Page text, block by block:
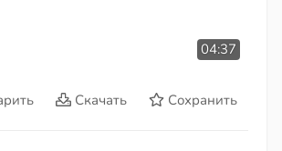
04:37
Скачать Сохранить